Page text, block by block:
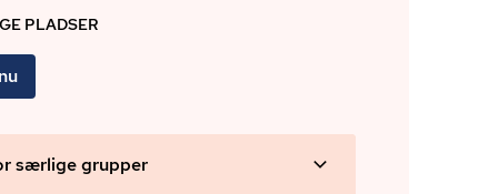
PLADSER
særlige grupper